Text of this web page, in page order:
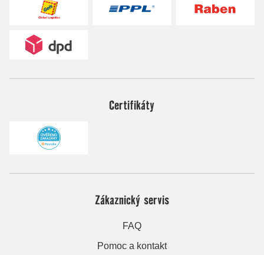
Certifikáty
Zákaznický servis
FAQ
Pomoc a kontakt